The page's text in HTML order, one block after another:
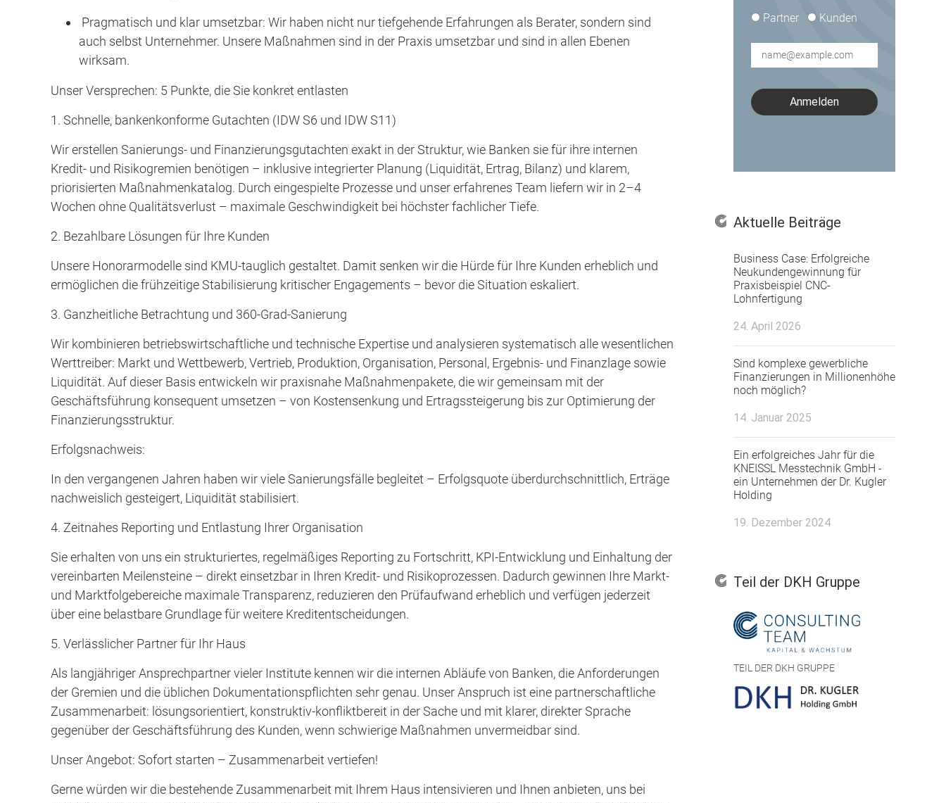
⁠ ⁠Pragmatisch und klar umsetzbar: Wir haben nicht nur tiefgehende Erfahrungen als Berater, sondern sind
auch selbst Unternehmer. Unsere Maßnahmen sind in der Praxis umsetzbar und sind in allen Ebenen
wirksam.
Unser Versprechen: 5 Punkte, die Sie konkret entlasten
1.⁠ ⁠Schnelle, bankenkonforme Gutachten (IDW S6 und IDW S11)
Wir erstellen Sanierungs- und Finanzierungsgutachten exakt in der Struktur, wie Banken sie für ihre internen
Kredit- und Risikogremien benötigen – inklusive integrierter Planung (Liquidität, Ertrag, Bilanz) und klarem,
priorisierten Maßnahmenkatalog. Durch eingespielte Prozesse und unser erfahrenes Team liefern wir in 2–4
Wochen ohne Qualitätsverlust – maximale Geschwindigkeit bei höchster fachlicher Tiefe.
2.⁠ ⁠Bezahlbare Lösungen für Ihre Kunden
Unsere Honorarmodelle sind KMU-tauglich gestaltet. Damit senken wir die Hürde für Ihre Kunden erheblich und
ermöglichen die frühzeitige Stabilisierung kritischer Engagements – bevor die Situation eskaliert.
3.⁠ ⁠Ganzheitliche Betrachtung und 360-Grad-Sanierung
Wir kombinieren betriebswirtschaftliche und technische Expertise und analysieren systematisch alle wesentlichen
Werttreiber: Markt und Wettbewerb, Vertrieb, Produktion, Organisation, Personal, Ergebnis- und Finanzlage sowie
Liquidität. Auf dieser Basis entwickeln wir praxisnahe Maßnahmenpakete, die wir gemeinsam mit der
Geschäftsführung konsequent umsetzen – von Kostensenkung und Ertragssteigerung bis zur Optimierung der
Finanzierungsstruktur.
Erfolgsnachweis:
In den vergangenen Jahren haben wir viele Sanierungsfälle begleitet – Erfolgsquote überdurchschnittlich, Erträge
nachweislich gesteigert, Liquidität stabilisiert.
4.⁠ ⁠Zeitnahes Reporting und Entlastung Ihrer Organisation
Sie erhalten von uns ein strukturiertes, regelmäßiges Reporting zu Fortschritt, KPI-Entwicklung und Einhaltung der
vereinbarten Meilensteine – direkt einsetzbar in Ihren Kredit- und Risikoprozessen. Dadurch gewinnen Ihre Markt-
und Marktfolgebereiche maximale Transparenz, reduzieren den Prüfaufwand erheblich und verfügen jederzeit
über eine belastbare Grundlage für weitere Kreditentscheidungen.
5.⁠ ⁠Verlässlicher Partner für Ihr Haus
Als langjähriger Ansprechpartner vieler Institute kennen wir die internen Abläufe von Banken, die Anforderungen
der Gremien und die üblichen Dokumentationspflichten sehr genau. Unser Anspruch ist eine partnerschaftliche
Zusammenarbeit: lösungsorientiert, konstruktiv-konfliktbereit in der Sache und mit klarer, direkter Sprache
gegenüber der Geschäftsführung des Kunden, wenn schwierige Maßnahmen unvermeidbar sind.
Unser Angebot: Sofort starten – Zusammenarbeit vertiefen!
Gerne würden wir die bestehende Zusammenarbeit mit Ihrem Haus intensivieren und Ihnen anbieten, uns bei
type*Partner Kunden
Mail*
Anmelden
Aktuelle Beiträge
Business Case: Erfolgreiche
Neukundengewinnung für
Praxisbeispiel CNC-
Lohnfertigung
24. April 2026
Sind komplexe gewerbliche
Finanzierungen in Millionenhöhe
noch möglich?
14. Januar 2025
Ein erfolgreiches Jahr für die
KNEISSL Messtechnik GmbH -
ein Unternehmen der Dr. Kugler
Holding
19. Dezember 2024
Teil der DKH Gruppe
TEIL DER DKH GRUPPE